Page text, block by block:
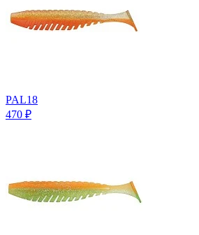
PAL18
470 ₽